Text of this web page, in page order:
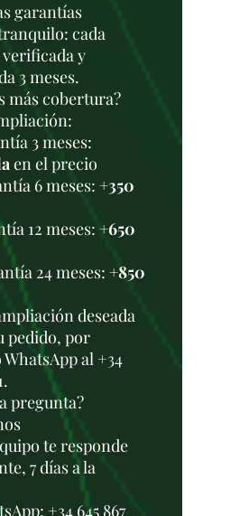
garantías
cada
verificada y
3 meses.
más cobertura?
3 meses:
en el precio
6 meses: +350
12 meses: +650
24 meses: +850
deseada
pedido, por
al +34
pregunta?
te responde
7 días a la
+34 645 867